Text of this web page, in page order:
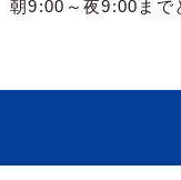
朝9:00～夜9:00ま